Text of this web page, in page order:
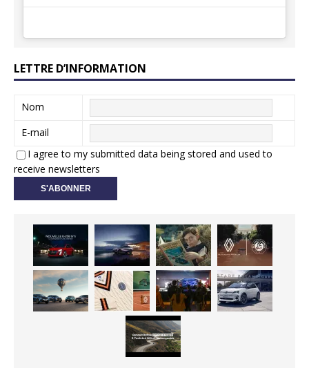
LETTRE D’INFORMATION
Nom
E-mail
I agree to my submitted data being stored and used to
receive newsletters